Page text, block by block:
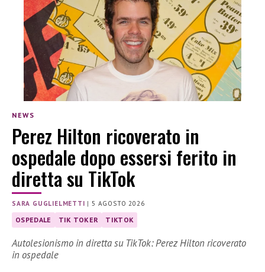
NEWS
Perez Hilton ricoverato in
ospedale dopo essersi ferito in
diretta su TikTok
SARA GUGLIELMETTI | 5 AGOSTO 2026
OSPEDALE TIK TOKER TIKTOK
Autolesionismo in diretta su TikTok: Perez Hilton ricoverato
in ospedale